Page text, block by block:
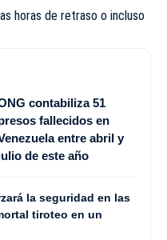
horas de retraso o incluso
contabiliza 51
fallecidos en
entre abril y
de este año
la seguridad en las
tiroteo en un